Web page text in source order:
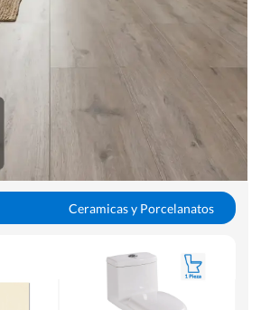
Ceramicas y Porcelanatos
Pisos Flotantes y Laminados